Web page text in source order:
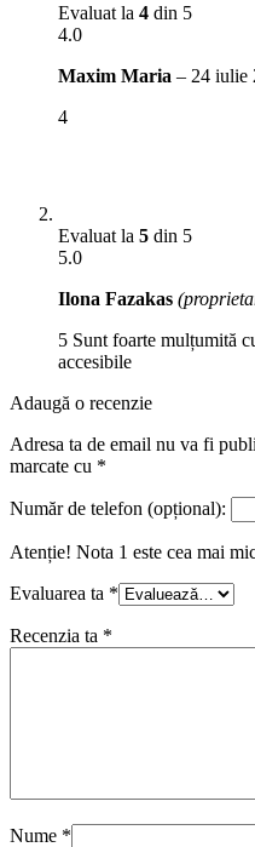
Evaluat la 4 din 5
4.0
Maxim Maria – 24 iulie
4
Evaluat la 5 din 5
5.0
Ilona Fazakas
5 Sunt foarte mulțumită
accesibile
Adaugă o recenzie
Adresa ta de email nu va fi
marcate cu *
Număr de telefon (opțional):
Atenție! Nota 1 este cea mai
Evaluarea ta *
Recenzia ta *
Nume *